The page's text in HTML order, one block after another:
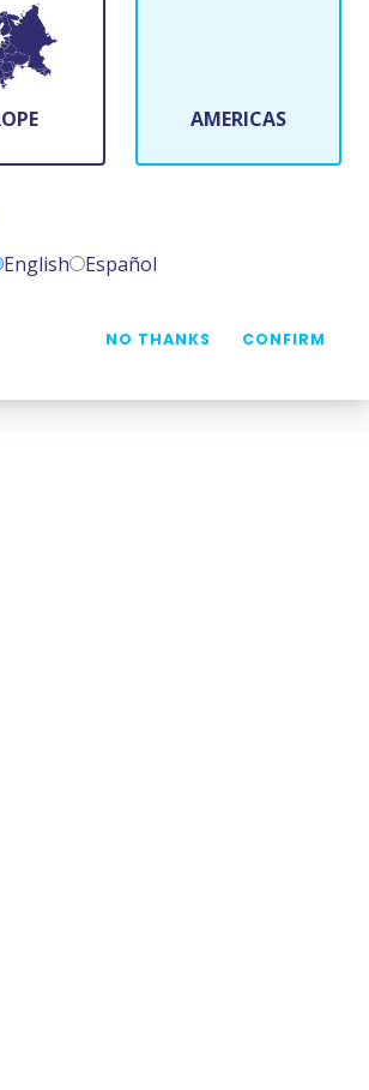
AMERICAS
English Español
NO THANKS CONFIRM
Bois Chaland
France
RÉALISÉ PAR